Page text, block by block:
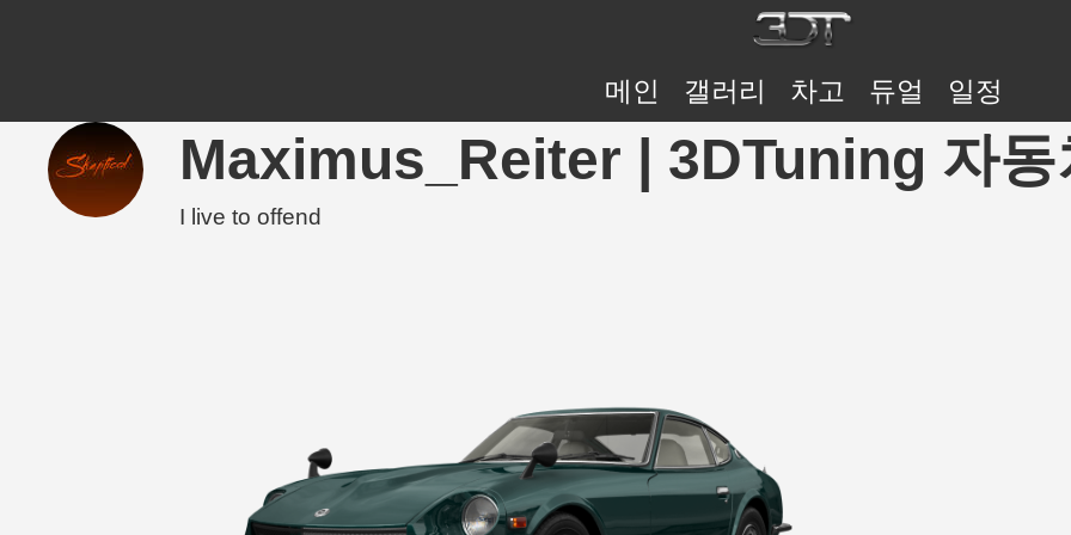
메인 갤러리 차고 듀얼 일정
Maximus_Reiter | 3DTuning 자동
I live to offend